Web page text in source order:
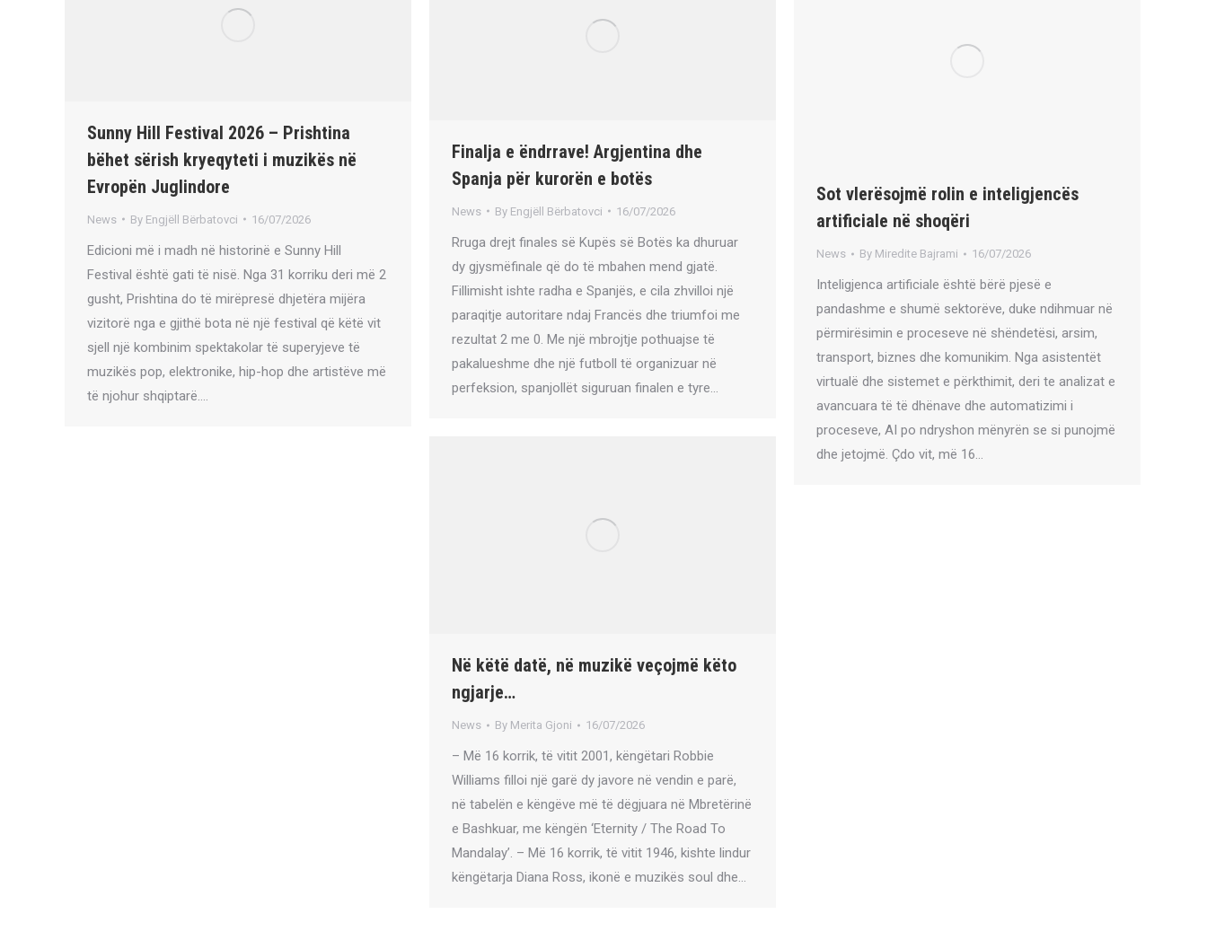
Sunny Hill Festival 2026 – Prishtina
bëhet sërish kryeqyteti i muzikës në
Evropën Juglindore
News By Engjëll Bërbatovci 16/07/2026
Edicioni më i madh në historinë e Sunny Hill
Festival është gati të nisë. Nga 31 korriku deri më 2
gusht, Prishtina do të mirëpresë dhjetëra mijëra
vizitorë nga e gjithë bota në një festival që këtë vit
sjell një kombinim spektakolar të superyjeve të
muzikës pop, elektronike, hip-hop dhe artistëve më
të njohur shqiptarë.…
Finalja e ëndrrave! Argjentina dhe
Spanja për kurorën e botës
News By Engjëll Bërbatovci 16/07/2026
Rruga drejt finales së Kupës së Botës ka dhuruar
dy gjysmëfinale që do të mbahen mend gjatë.
Fillimisht ishte radha e Spanjës, e cila zhvilloi një
paraqitje autoritare ndaj Francës dhe triumfoi me
rezultat 2 me 0. Me një mbrojtje pothuajse të
pakalueshme dhe një futboll të organizuar në
perfeksion, spanjollët siguruan finalen e tyre…
Sot vlerësojmë rolin e inteligjencës
artificiale në shoqëri
News By Miredite Bajrami 16/07/2026
Inteligjenca artificiale është bërë pjesë e
pandashme e shumë sektorëve, duke ndihmuar në
përmirësimin e proceseve në shëndetësi, arsim,
transport, biznes dhe komunikim. Nga asistentët
virtualë dhe sistemet e përkthimit, deri te analizat e
avancuara të të dhënave dhe automatizimi i
proceseve, AI po ndryshon mënyrën se si punojmë
dhe jetojmë. Çdo vit, më 16…
Në këtë datë, në muzikë veçojmë këto
ngjarje…
News By Merita Gjoni 16/07/2026
– Më 16 korrik, të vitit 2001, këngëtari Robbie
Williams filloi një garë dy javore në vendin e parë,
në tabelën e këngëve më të dëgjuara në Mbretërinë
e Bashkuar, me këngën ‘Eternity / The Road To
Mandalay’. – Më 16 korrik, të vitit 1946, kishte lindur
këngëtarja Diana Ross, ikonë e muzikës soul dhe…